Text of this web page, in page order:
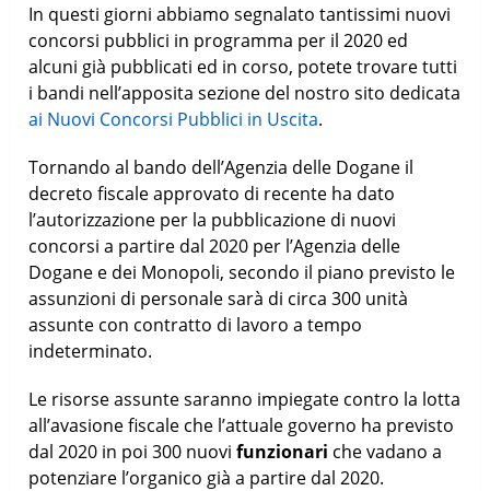
In questi giorni abbiamo segnalato tantissimi nuovi
concorsi pubblici in programma per il 2020 ed
alcuni già pubblicati ed in corso, potete trovare tutti
i bandi nell’apposita sezione del nostro sito dedicata
ai Nuovi Concorsi Pubblici in Uscita.
Tornando al bando dell’Agenzia delle Dogane il
decreto fiscale approvato di recente ha dato
l’autorizzazione per la pubblicazione di nuovi
concorsi a partire dal 2020 per l’Agenzia delle
Dogane e dei Monopoli, secondo il piano previsto le
assunzioni di personale sarà di circa 300 unità
assunte con contratto di lavoro a tempo
indeterminato.
Le risorse assunte saranno impiegate contro la lotta
all’avasione fiscale che l’attuale governo ha previsto
dal 2020 in poi 300 nuovifunzionari che vadano a
potenziare l’organico già a partire dal 2020.